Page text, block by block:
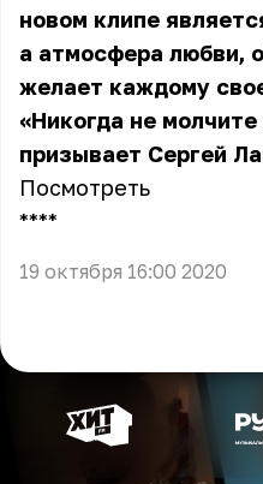
новом клипе
а атмосфера любви,
желает каждому
«Никогда не
призывает Сергей
Посмотреть
** **
19 октября 16:00 2020